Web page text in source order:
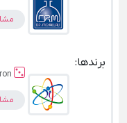
برندها: